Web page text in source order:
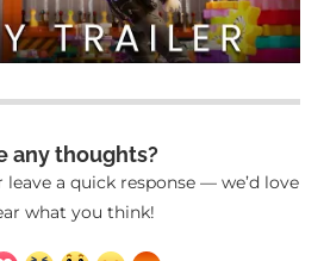
any thoughts?
a quick response — we’d love
what you think!